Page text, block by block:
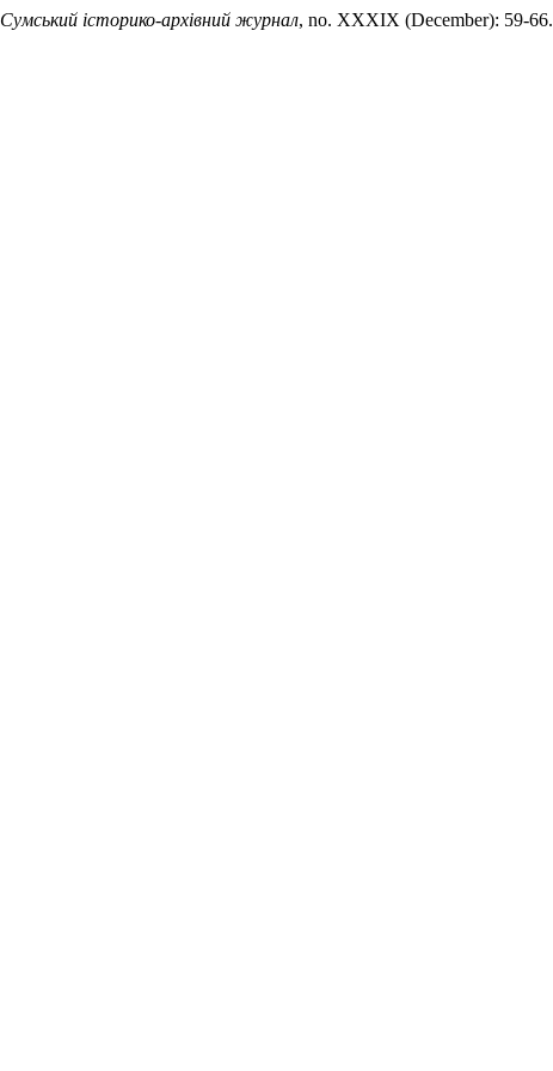
Сумський історико-архівний журнал, no. XXXIX (December): 59-66.